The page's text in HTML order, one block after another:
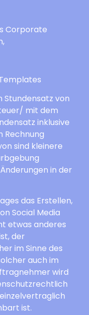
Corporate
von
mit dem
inklusive
Rechnung
sind kleinere
in der
das Erstellen,
Social Media
etwas anderes
der
im Sinne des
auch im
wird
ist.